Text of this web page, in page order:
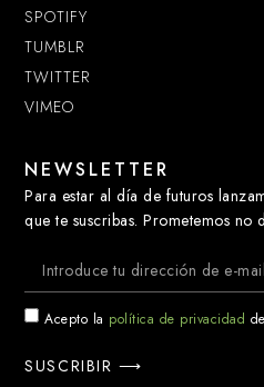
SPOTIFY
TUMBLR
TWITTER
VIMEO
NEWSLETTER
Para estar al día de futuros
que te suscribas. Prometemos no
Acepto la política de privacidad
SUSCRIBIR ⟶